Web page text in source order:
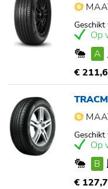
Op
A
€
Op
B
€